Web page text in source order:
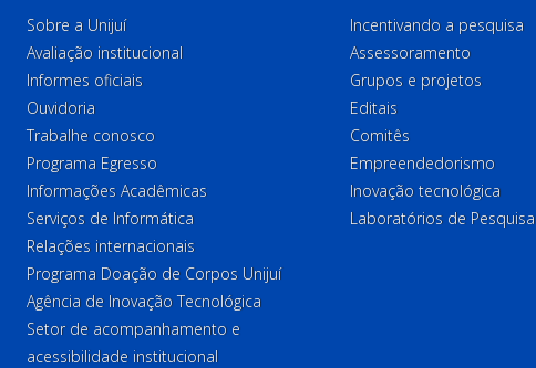
Sobre a Unijuí
Avaliação institucional
Informes oficiais
Ouvidoria
Trabalhe conosco
Programa Egresso
Informações Acadêmicas
Serviços de Informática
Relações internacionais
Programa Doação de Corpos Unijuí
Agência de Inovação Tecnológica
Setor de acompanhamento e
acessibilidade institucional
Incentivando a pesquisa
Assessoramento
Grupos e projetos
Editais
Comitês
Empreendedorismo
Inovação tecnológica
Laboratórios de Pesquisa